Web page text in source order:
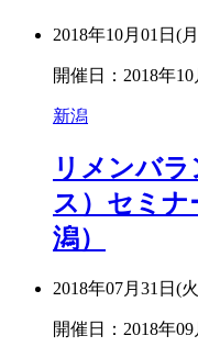
2018年10月01日(
開催日：2018年
新潟
リメンバ
ス）セミナ
潟）
2018年07月31日(
開催日：2018年